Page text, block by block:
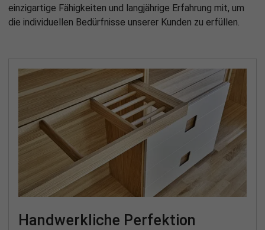
einzigartige Fähigkeiten und langjährige Erfahrung mit, um
die individuellen Bedürfnisse unserer Kunden zu erfüllen.
Handwerkliche Perfektion